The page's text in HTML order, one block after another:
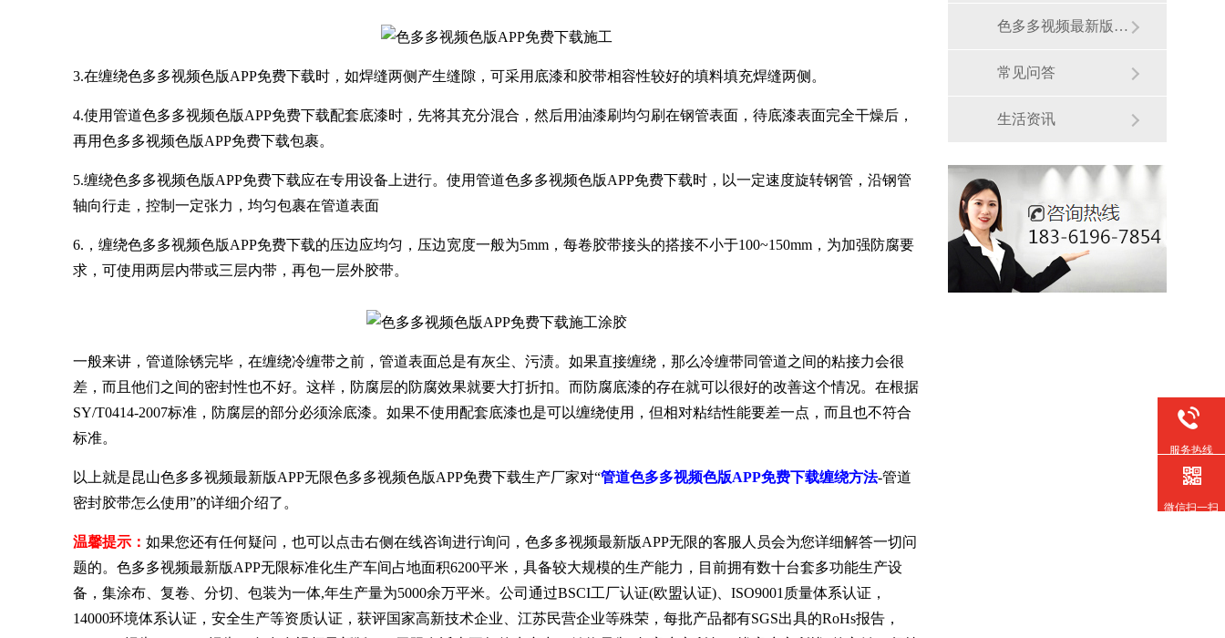
3.在缠绕色多多视频色版APP免费下载时，如焊缝两侧产生缝隙，可采用底漆和胶带相容性较好的填料填充焊缝两侧。
4.使用管道色多多视频色版APP免费下载配套底漆时，先将其充分混合，然后用油漆刷均匀刷在钢管表面，待底漆表面完全干燥后，
再用色多多视频色版APP免费下载包裹。
5.缠绕色多多视频色版APP免费下载应在专用设备上进行。使用管道色多多视频色版APP免费下载时，以一定速度旋转钢管，沿钢管
轴向行走，控制一定张力，均匀包裹在管道表面
6.，缠绕色多多视频色版APP免费下载的压边应均匀，压边宽度一般为5mm，每卷胶带接头的搭接不小于100~150mm，为加强防腐要
求，可使用两层内带或三层内带，再包一层外胶带。
一般来讲，管道除锈完毕，在缠绕冷缠带之前，管道表面总是有灰尘、污渍。如果直接缠绕，那么冷缠带同管道之间的粘接力会很
差，而且他们之间的密封性也不好。这样，防腐层的防腐效果就要大打折扣。而防腐底漆的存在就可以很好的改善这个情况。在根据
SY/T0414-2007标准，防腐层的部分必须涂底漆。如果不使用配套底漆也是可以缠绕使用，但相对粘结性能要差一点，而且也不符合
标准。
以上就是昆山色多多视频最新版APP无限色多多视频色版APP免费下载生产厂家对“管道色多多视频色版APP免费下载缠绕方法-管道
密封胶带怎么使用”的详细介绍了。
温馨提示： 如果您还有任何疑问，也可以点击右侧在线咨询进行询问，色多多视频最新版APP无限的客服人员会为您详细解答一切问
题的。色多多视频最新版APP无限标准化生产车间占地面积6200平米，具备较大规模的生产能力，目前拥有数十台套多功能生产设
备，集涂布、复卷、分切、包装为一体,年生产量为5000余万平米。公司通过BSCI工厂认证(欧盟认证)、ISO9001质量体系认证，
14000环境体系认证，安全生产等资质认证，获评国家高新技术企业、江苏民营企业等殊荣，每批产品都有SGS出具的RoHs报告，
色多多视频最新版APP无限展会
常见问答
生活资讯
服务热线
微信扫一扫